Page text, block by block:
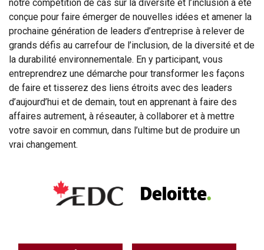
notre compétition de cas sur la diversité et l’inclusion a été
conçue pour faire émerger de nouvelles idées et amener la
prochaine génération de leaders d’entreprise à relever de
grands défis au carrefour de l’inclusion, de la diversité et de
la durabilité environnementale. En y participant, vous
entreprendrez une démarche pour transformer les façons
de faire et tisserez des liens étroits avec des leaders
d’aujourd’hui et de demain, tout en apprenant à faire des
affaires autrement, à réseauter, à collaborer et à mettre
votre savoir en commun, dans l’ultime but de produire un
vrai changement.